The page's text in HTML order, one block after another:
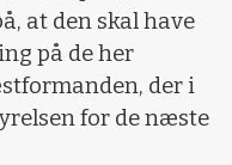
at den skal have
på de her
der i
for de næste